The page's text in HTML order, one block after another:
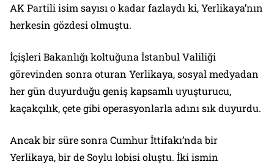
AK Partili isim sayısı o kadar fazlaydı ki, Yerlikaya’nın
herkesin gözdesi olmuştu.
İçişleri Bakanlığı koltuğuna İstanbul Valiliği
görevinden sonra oturan Yerlikaya, sosyal medyadan
her gün duyurduğu geniş kapsamlı uyuşturucu,
kaçakçılık, çete gibi operasyonlarla adını sık duyurdu.
Ancak bir süre sonra Cumhur İttifakı’nda bir
Yerlikaya, bir de Soylu lobisi oluştu. İki ismin